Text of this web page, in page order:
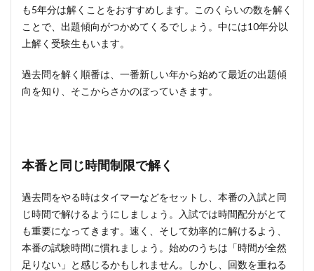
も5年分は解くことをおすすめします。このくらいの数を解く
ことで、出題傾向がつかめてくるでしょう。中には10年分以
上解く受験生もいます。
過去問を解く順番は、一番新しい年から始めて最近の出題傾
向を知り、そこからさかのぼっていきます。
本番と同じ時間制限で解く
過去問をやる時はタイマーなどをセットし、本番の入試と同
じ時間で解けるようにしましょう。入試では時間配分がとて
も重要になってきます。速く、そして効率的に解けるよう、
本番の試験時間に慣れましょう。始めのうちは「時間が全然
足りない」と感じるかもしれません。しかし、回数を重ねる